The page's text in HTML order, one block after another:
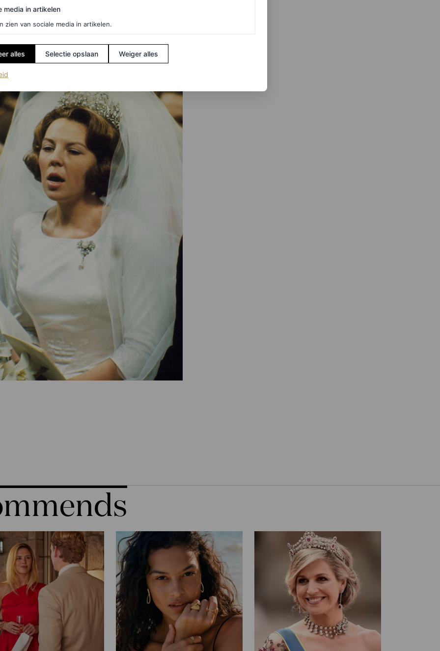
Nederlandse koninginnen gedragen. Door
aan haar schoonmoeder, maar verbindt ze ook
in artikelen
media in artikelen
zien van sociale media in artikelen.
alles Selectie opslaan Weiger alles